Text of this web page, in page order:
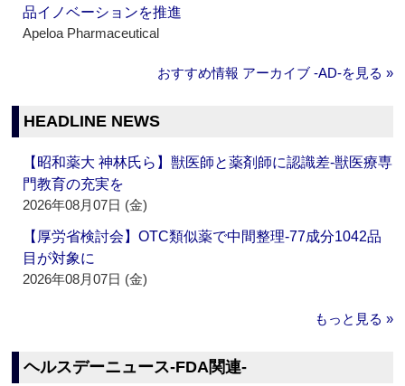
品イノベーションを推進
Apeloa Pharmaceutical
おすすめ情報 アーカイブ ‐AD‐を見る »
HEADLINE NEWS
【昭和薬大 神林氏ら】獣医師と薬剤師に認識差‐獣医療専
門教育の充実を
2026年08月07日 (金)
【厚労省検討会】OTC類似薬で中間整理‐77成分1042品
目が対象に
2026年08月07日 (金)
もっと見る »
ヘルスデーニュース‐FDA関連‐